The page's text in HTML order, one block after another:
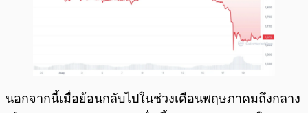
นอกจากนี้เมื่อย้อนกลับไปในช่วงเดือนพฤษภาคมถึงกลาง